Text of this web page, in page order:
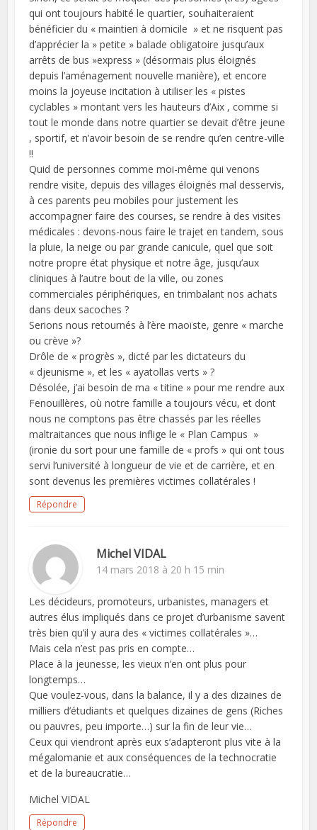
qui ont toujours habité le quartier, souhaiteraient
bénéficier du « maintien à domicile » et ne risquent pas
d’apprécier la » petite » balade obligatoire jusqu’aux
arrêts de bus »express » (désormais plus éloignés
depuis l’aménagement nouvelle manière), et encore
moins la joyeuse incitation à utiliser les « pistes
cyclables » montant vers les hauteurs d’Aix , comme si
tout le monde dans notre quartier se devait d’être jeune
, sportif, et n’avoir besoin de se rendre qu’en centre-ville
!!
Quid de personnes comme moi-même qui venons
rendre visite, depuis des villages éloignés mal desservis,
à ces parents peu mobiles pour justement les
accompagner faire des courses, se rendre à des visites
médicales : devons-nous faire le trajet en tandem, sous
la pluie, la neige ou par grande canicule, quel que soit
notre propre état physique et notre âge, jusqu’aux
cliniques à l’autre bout de la ville, ou zones
commerciales périphériques, en trimbalant nos achats
dans deux sacoches ?
Serions nous retournés à l’ère maoïste, genre « marche
ou crève »?
Drôle de « progrès », dicté par les dictateurs du
« djeunisme », et les « ayatollas verts » ?
Désolée, j’ai besoin de ma « titine » pour me rendre aux
Fenouillères, où notre famille a toujours vécu, et dont
nous ne comptons pas être chassés par les réelles
maltraitances que nous inflige le « Plan Campus »
(ironie du sort pour une famille de « profs » qui ont tous
servi l’université à longueur de vie et de carrière, et en
sont devenus les premières victimes collatérales !
Répondre
Michel VIDAL
14 mars 2018 à 20 h 15 min
Les décideurs, promoteurs, urbanistes, managers et
autres élus impliqués dans ce projet d’urbanisme savent
très bien qu’il y aura des « victimes collatérales »…
Mais cela n’est pas pris en compte…
Place à la jeunesse, les vieux n’en ont plus pour
longtemps…
Que voulez-vous, dans la balance, il y a des dizaines de
milliers d’étudiants et quelques dizaines de gens (Riches
ou pauvres, peu importe…) sur la fin de leur vie…
Ceux qui viendront après eux s’adapteront plus vite à la
mégalomanie et aux conséquences de la technocratie
et de la bureaucratie…
Michel VIDAL
Répondre